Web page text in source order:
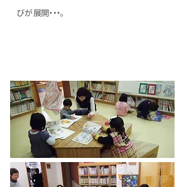
びが展開・・・。